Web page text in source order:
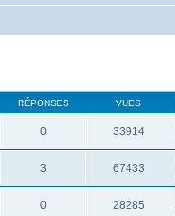
RÉPONSES VUES
0 33914
3 67433
0 28285